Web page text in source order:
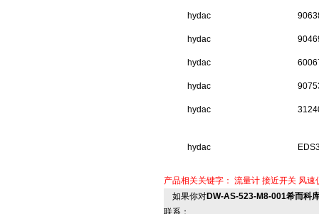
hydac
hydac
hydac
hydac
hydac
hydac
产品相关关键字： 流量计 接近开关 风速
如果你对DW-AS-523-M8-001希而科
联系：